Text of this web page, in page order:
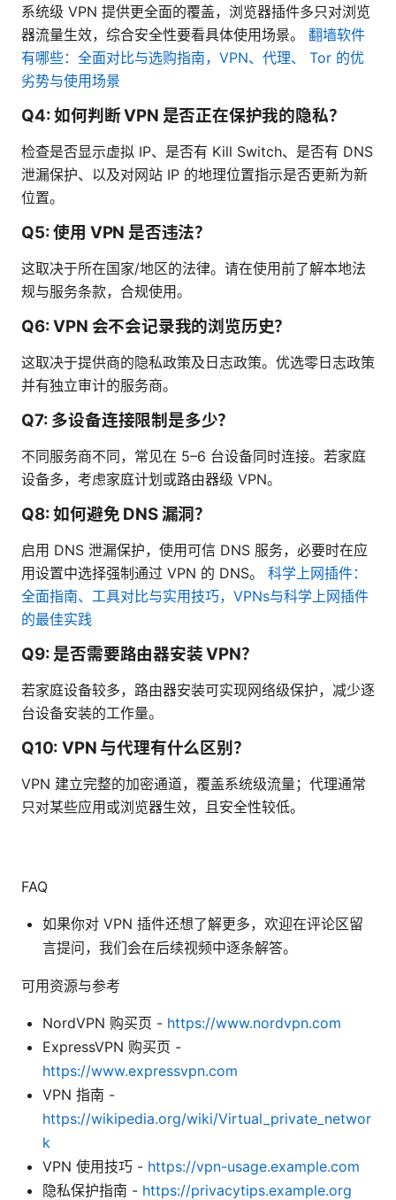
系统级 VPN 提供更全面的覆盖，浏览器插件多只对浏览
器流量生效，综合安全性要看具体使用场景。 翻墙软件
有哪些：全面对比与选购指南，VPN、代理、 Tor 的优
劣势与使用场景
Q4: 如何判断 VPN 是否正在保护我的隐私？
检查是否显示虚拟 IP、是否有 Kill Switch、是否有 DNS
泄漏保护、以及对网站 IP 的地理位置指示是否更新为新
位置。
Q5: 使用 VPN 是否违法？
这取决于所在国家/地区的法律。请在使用前了解本地法
规与服务条款，合规使用。
Q6: VPN 会不会记录我的浏览历史？
这取决于提供商的隐私政策及日志政策。优选零日志政策
并有独立审计的服务商。
Q7: 多设备连接限制是多少？
不同服务商不同，常见在 5–6 台设备同时连接。若家庭
设备多，考虑家庭计划或路由器级 VPN。
Q8: 如何避免 DNS 漏洞？
启用 DNS 泄漏保护，使用可信 DNS 服务，必要时在应
用设置中选择强制通过 VPN 的 DNS。 科学上网插件：
全面指南、工具对比与实用技巧，VPNs与科学上网插件
的最佳实践
Q9: 是否需要路由器安装 VPN？
若家庭设备较多，路由器安装可实现网络级保护，减少逐
台设备安装的工作量。
Q10: VPN 与代理有什么区别？
VPN 建立完整的加密通道，覆盖系统级流量；代理通常
只对某些应用或浏览器生效，且安全性较低。
FAQ
如果你对 VPN 插件还想了解更多，欢迎在评论区留
言提问，我们会在后续视频中逐条解答。
可用资源与参考
NordVPN 购买页 - https://www.nordvpn.com
ExpressVPN 购买页 -
https://www.expressvpn.com
VPN 指南 -
https://wikipedia.org/wiki/Virtual_private_networ
k
VPN 使用技巧 - https://vpn-usage.example.com
隐私保护指南 - https://privacytips.example.org